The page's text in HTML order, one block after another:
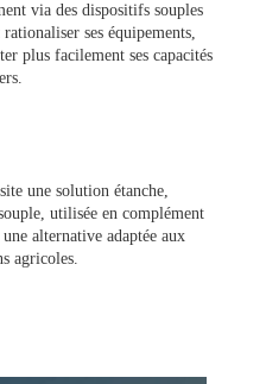
via des dispositifs souples
ses équipements,
plus facilement ses capacités
une solution étanche,
utilisée en complément
alternative adaptée aux
agricoles.